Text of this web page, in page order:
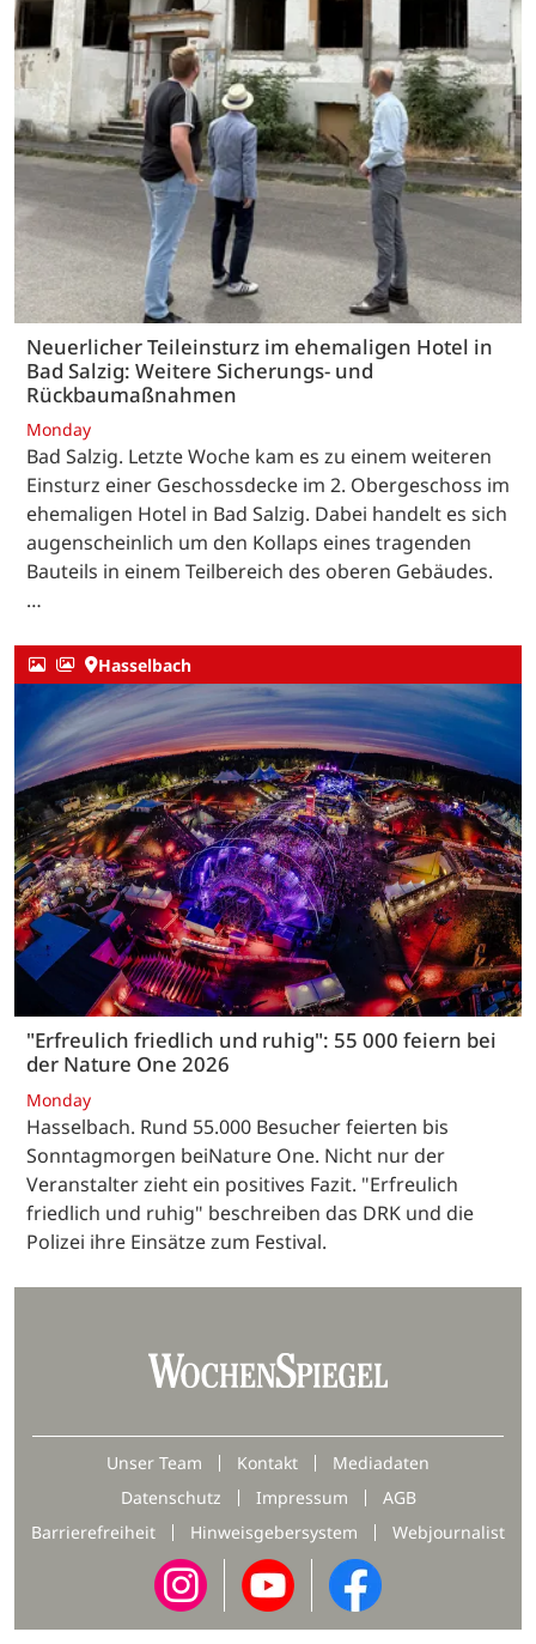
Neuerlicher Teileinsturz im ehemaligen Hotel in
Bad Salzig: Weitere Sicherungs- und
Rückbaumaßnahmen
Monday
Bad Salzig. Letzte Woche kam es zu einem weiteren
Einsturz einer Geschossdecke im 2. Obergeschoss im
ehemaligen Hotel in Bad Salzig. Dabei handelt es sich
augenscheinlich um den Kollaps eines tragenden
Bauteils in einem Teilbereich des oberen Gebäudes.
…
Hasselbach
"Erfreulich friedlich und ruhig": 55 000 feiern bei
der Nature One 2026
Monday
Hasselbach. Rund 55.000 Besucher feierten bis
Sonntagmorgen beiNature One. Nicht nur der
Veranstalter zieht ein positives Fazit. "Erfreulich
friedlich und ruhig" beschreiben das DRK und die
Polizei ihre Einsätze zum Festival.
Unser Team Kontakt
Mediadaten
Datenschutz
Impressum
AGB
Barrierefreiheit
Hinweisgebersystem Webjournalist